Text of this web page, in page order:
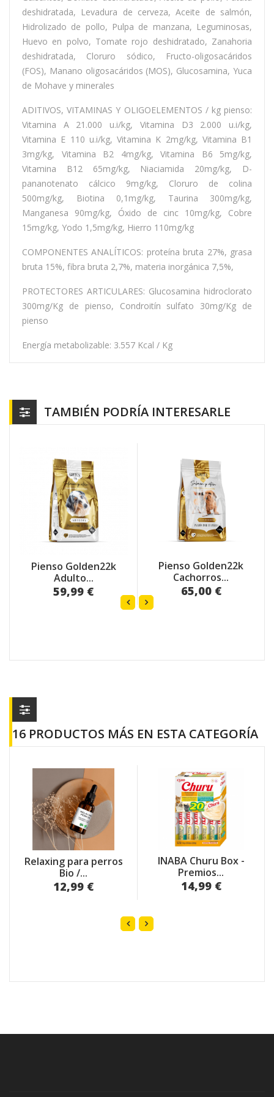
deshidratada, Levadura de cerveza, Aceite de salmón,
Hidrolizado de pollo, Pulpa de manzana, Leguminosas,
Huevo en polvo, Tomate rojo deshidratado, Zanahoria
deshidratada, Cloruro sódico, Fructo-oligosacáridos
(FOS), Manano oligosacáridos (MOS), Glucosamina, Yuca
de Mohave y minerales
ADITIVOS, VITAMINAS Y OLIGOELEMENTOS / kg pienso:
Vitamina A 21.000 u.i/kg, Vitamina D3 2.000 u.i/kg,
Vitamina E 110 u.i/kg, Vitamina K 2mg/kg, Vitamina B1
3mg/kg, Vitamina B2 4mg/kg, Vitamina B6 5mg/kg,
Vitamina B12 65mg/kg, Niaciamida 20mg/kg, D-
pananotenato cálcico 9mg/kg, Cloruro de colina
500mg/kg, Biotina 0,1mg/kg, Taurina 300mg/kg,
Manganesa 90mg/kg, Óxido de cinc 10mg/kg, Cobre
15mg/kg, Yodo 1,5mg/kg, Hierro 110mg/kg
COMPONENTES ANALÍTICOS: proteína bruta 27%, grasa
bruta 15%, fibra bruta 2,7%, materia inorgánica 7,5%,
PROTECTORES ARTICULARES: Glucosamina hidroclorato
300mg/Kg de pienso, Condroitín sulfato 30mg/Kg de
pienso
Energía metabolizable: 3.557 Kcal / Kg
TAMBIÉN PODRÍA INTERESARLE
Pienso Golden22k
Adulto...
59,99 €
Pienso Golden22k
Cachorros...
65,00 €
16 PRODUCTOS MÁS EN ESTA CATEGORÍA
Relaxing para perros
Bio /...
12,99 €
INABA Churu Box -
Premios...
14,99 €